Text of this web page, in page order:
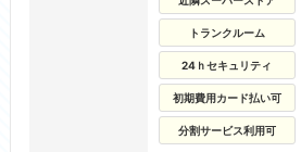
トランクルーム
24ｈセキュリティ
初期費用カード払い可
分割サービス利用可